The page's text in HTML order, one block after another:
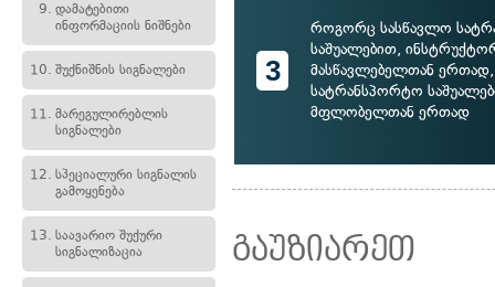
9. დამატებითი
ინფორმაციის ნიშნები
10. შუქნიშნის სიგნალები
11. მარეგულირებლის
სიგნალები
12. სპეციალური სიგნალის
გამოყენება
13. საავარიო შუქური
სიგნალიზაცია
3
როგორც სასწავლო
საშუალებით,
მასწავლებელთან ერთად,
სატრანსპორტო
მფლობელთან ერთად
გაუზიარეთ